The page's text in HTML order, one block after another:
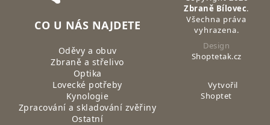
CO U NÁS NAJDETE
Oděvy a obuv
Zbraně a střelivo
Optika
Lovecké potřeby
Kynologie
Zpracování a skladování zvěřiny
Ostatní
Zbraně Bílovec.
Všechna práva
vyhrazena.
Design
Shoptetak.cz
Vytvořil
Shoptet